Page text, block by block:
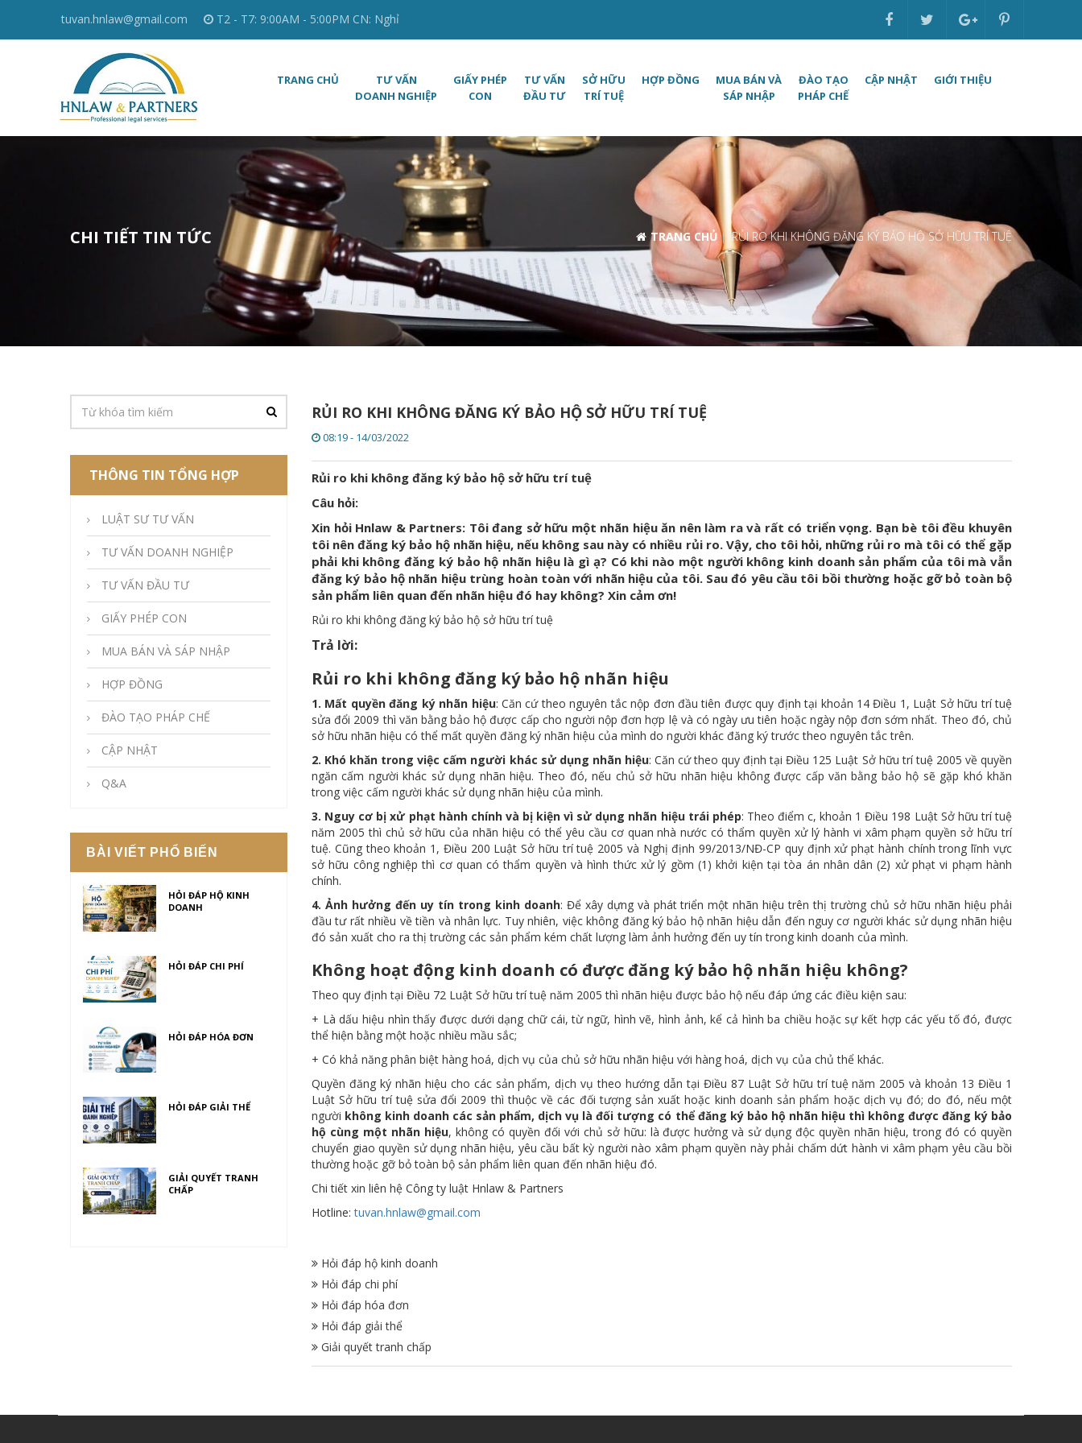
tuvan.hnlaw@gmail.com T2 - T7: 9:00AM - 5:00PM CN: Nghỉ
TRANG CHỦ
TƯ VẤN
DOANH NGHIỆP
GIẤY PHÉP
CON
TƯ VẤN
ĐẦU TƯ
SỞ HỮU
TRÍ TUỆ
HỢP ĐỒNG
MUA BÁN VÀ
SÁP NHẬP
ĐÀO TẠO
PHÁP CHẾ
CẬP NHẬT GIỚI THIỆU
CHI TIẾT TIN TỨC TRANG CHỦ RỦI RO KHI KHÔNG ĐĂNG KÝ BẢO HỘ SỞ HỮU TRÍ TUỆ
THÔNG TIN TỔNG HỢP
LUẬT SƯ TƯ VẤN
TƯ VẤN DOANH NGHIỆP
TƯ VẤN ĐẦU TƯ
GIẤY PHÉP CON
MUA BÁN VÀ SÁP NHẬP
HỢP ĐỒNG
ĐÀO TẠO PHÁP CHẾ
CẬP NHẬT
Q&A
BÀI VIẾT PHỔ BIẾN
HỎI ĐÁP HỘ KINH
DOANH
HỎI ĐÁP CHI PHÍ
HỎI ĐÁP HÓA ĐƠN
HỎI ĐÁP GIẢI THỂ
GIẢI QUYẾT TRANH
CHẤP
RỦI RO KHI KHÔNG ĐĂNG KÝ BẢO HỘ SỞ HỮU TRÍ TUỆ
08:19 - 14/03/2022
Rủi ro khi không đăng ký bảo hộ sở hữu trí tuệ
Câu hỏi:
Xin hỏi Hnlaw & Partners: Tôi đang sở hữu một nhãn hiệu ăn nên làm ra và rất có triển vọng. Bạn bè tôi đều khuyên
tôi nên đăng ký bảo hộ nhãn hiệu, nếu không sau này có nhiều rủi ro. Vậy, cho tôi hỏi, những rủi ro mà tôi có thể gặp
phải khi không đăng ký bảo hộ nhãn hiệu là gì ạ? Có khi nào một người không kinh doanh sản phẩm của tôi mà vẫn
đăng ký bảo hộ nhãn hiệu trùng hoàn toàn với nhãn hiệu của tôi. Sau đó yêu cầu tôi bồi thường hoặc gỡ bỏ toàn bộ
sản phẩm liên quan đến nhãn hiệu đó hay không? Xin cảm ơn!
Rủi ro khi không đăng ký bảo hộ sở hữu trí tuệ
Trả lời:
Rủi ro khi không đăng ký bảo hộ nhãn hiệu
1. Mất quyền đăng ký nhãn hiệu: Căn cứ theo nguyên tắc nộp đơn đầu tiên được quy định tại khoản 14 Điều 1, Luật Sở hữu trí tuệ
sửa đổi 2009 thì văn bằng bảo hộ được cấp cho người nộp đơn hợp lệ và có ngày ưu tiên hoặc ngày nộp đơn sớm nhất. Theo đó, chủ
sở hữu nhãn hiệu có thể mất quyền đăng ký nhãn hiệu của mình do người khác đăng ký trước theo nguyên tắc trên.
2. Khó khăn trong việc cấm người khác sử dụng nhãn hiệu: Căn cứ theo quy định tại Điều 125 Luật Sở hữu trí tuệ 2005 về quyền
ngăn cấm người khác sử dụng nhãn hiệu. Theo đó, nếu chủ sở hữu nhãn hiệu không được cấp văn bằng bảo hộ sẽ gặp khó khăn
trong việc cấm người khác sử dụng nhãn hiệu của mình.
3. Nguy cơ bị xử phạt hành chính và bị kiện vì sử dụng nhãn hiệu trái phép: Theo điểm c, khoản 1 Điều 198 Luật Sở hữu trí tuệ
năm 2005 thì chủ sở hữu của nhãn hiệu có thể yêu cầu cơ quan nhà nước có thẩm quyền xử lý hành vi xâm phạm quyền sở hữu trí
tuệ. Cũng theo khoản 1, Điều 200 Luật Sở hữu trí tuệ 2005 và Nghị định 99/2013/NĐ-CP quy định xử phạt hành chính trong lĩnh vực
sở hữu công nghiệp thì cơ quan có thẩm quyền và hình thức xử lý gồm (1) khởi kiện tại tòa án nhân dân (2) xử phạt vi phạm hành
chính.
4. Ảnh hưởng đến uy tín trong kinh doanh: Để xây dựng và phát triển một nhãn hiệu trên thị trường chủ sở hữu nhãn hiệu phải
đầu tư rất nhiều về tiền và nhân lực. Tuy nhiên, việc không đăng ký bảo hộ nhãn hiệu dẫn đến nguy cơ người khác sử dụng nhãn hiệu
đó sản xuất cho ra thị trường các sản phẩm kém chất lượng làm ảnh hưởng đến uy tín trong kinh doanh của mình.
Không hoạt động kinh doanh có được đăng ký bảo hộ nhãn hiệu không?
Theo quy định tại Điều 72 Luật Sở hữu trí tuệ năm 2005 thì nhãn hiệu được bảo hộ nếu đáp ứng các điều kiện sau:
+ Là dấu hiệu nhìn thấy được dưới dạng chữ cái, từ ngữ, hình vẽ, hình ảnh, kể cả hình ba chiều hoặc sự kết hợp các yếu tố đó, được
thể hiện bằng một hoặc nhiều mầu sắc;
+ Có khả năng phân biệt hàng hoá, dịch vụ của chủ sở hữu nhãn hiệu với hàng hoá, dịch vụ của chủ thể khác.
Quyền đăng ký nhãn hiệu cho các sản phẩm, dịch vụ theo hướng dẫn tại Điều 87 Luật Sở hữu trí tuệ năm 2005 và khoản 13 Điều 1
Luật Sở hữu trí tuệ sửa đổi 2009 thì thuộc về các đối tượng sản xuất hoặc kinh doanh sản phẩm hoặc dịch vụ đó; do đó, nếu một
người không kinh doanh các sản phẩm, dịch vụ là đối tượng có thể đăng ký bảo hộ nhãn hiệu thì không được đăng ký bảo
hộ cùng một nhãn hiệu, không có quyền đối với chủ sở hữu: là được hưởng và sử dụng độc quyền nhãn hiệu, trong đó có quyền
chuyển giao quyền sử dụng nhãn hiệu, yêu cầu bất kỳ người nào xâm phạm quyền này phải chấm dứt hành vi xâm phạm yêu cầu bồi
thường hoặc gỡ bỏ toàn bộ sản phẩm liên quan đến nhãn hiệu đó.
Chi tiết xin liên hệ Công ty luật Hnlaw & Partners
Hotline:tuvan.hnlaw@gmail.com
Hỏi đáp hộ kinh doanh
Hỏi đáp chi phí
Hỏi đáp hóa đơn
Hỏi đáp giải thể
Giải quyết tranh chấp